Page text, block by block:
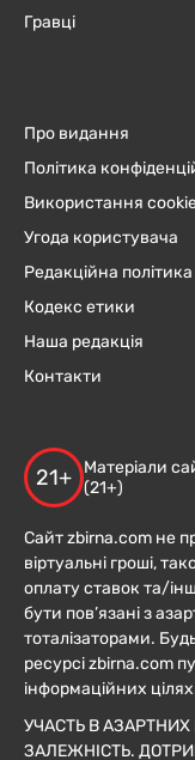
Гравці
Про видання
Політика
Використання
Угода користувача
Редакційна політика
Кодекс етики
Наша редакція
Контакти
21+
Матеріали
(21+)
Сайт zbirna.com не
віртуальні гроші,
оплату ставок та/
бути пов’язані з
тоталізаторами.
ресурсі zbirna.com
інформаційних
УЧАСТЬ В
ЗАЛЕЖНІСТЬ.